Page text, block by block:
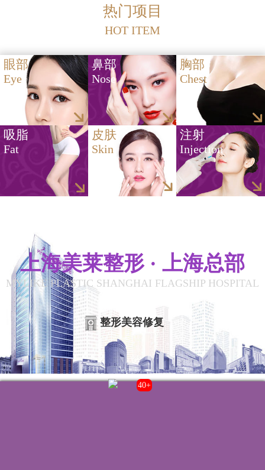
热门项目
HOT ITEM
眼部
Eye
鼻部
Nose
胸部
Chest
吸脂
Fat
皮肤
Skin
注射
Injection
上海美莱整形 · 上海总部
MYLIKE PLASTIC SHANGHAI FLAGSHIP HOSPITAL
整形美容修复
43+